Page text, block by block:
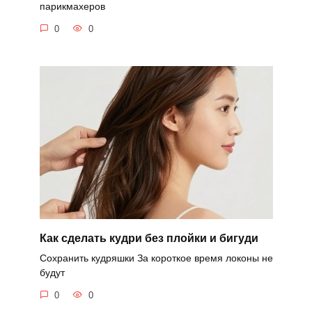
парикмахеров
0 0
Как сделать кудри без плойки и бигуди
Сохранить кудряшки За короткое время локоны не
будут
0 0